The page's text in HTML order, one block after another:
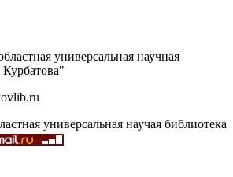
универсальная научная
универсальная научая библиотека